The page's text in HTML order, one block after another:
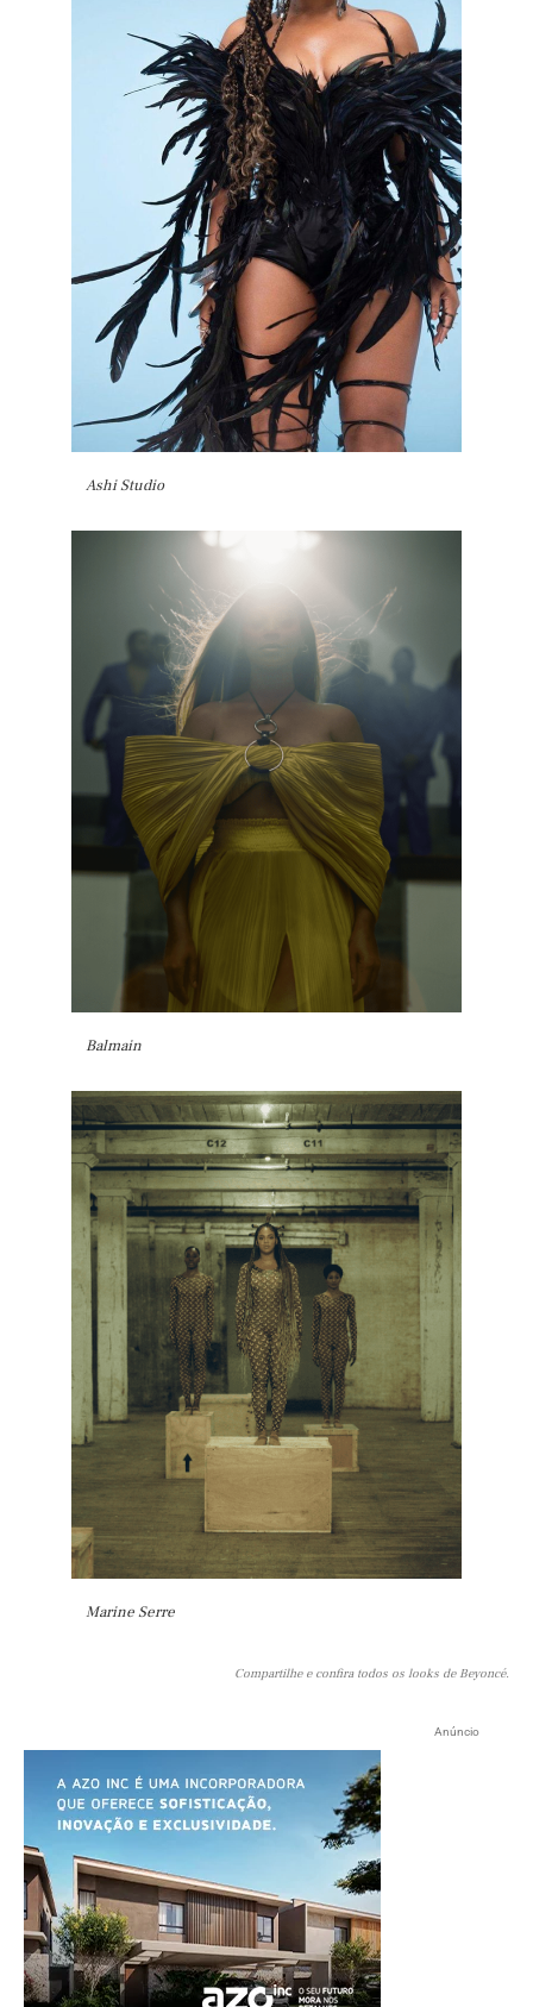
Ashi Studio
Balmain
Marine Serre
Compartilhe e confira todos os looks de Beyoncé.
Anúncio